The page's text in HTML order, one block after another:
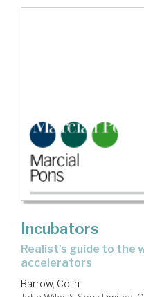
Incubators
realist's guide to the world's new business
accelerators
Barrow, Colin